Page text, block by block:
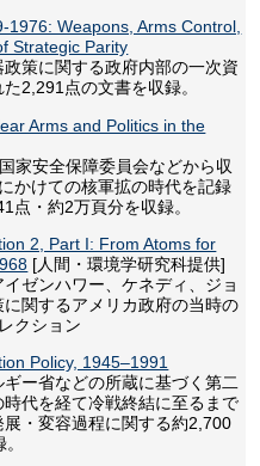
1976: Weapons, Arms Control,
Strategic Parity
策に関する政府内部の一次資
2,291点の文書を収録。
Arms and Politics in the
家安全保障委員会などから収
かけての核軍拡の時代を記録
点・約2万頁分を収録。
2, Part I: From Atoms for
[人間・環境学研究科提供]
ゼンハワー、ケネディ、ジョ
関するアメリカ政府の当時の
クション
Policy, 1945–1991
ー省などの所蔵に基づく第二
代を経て冷戦終結に至るまで
・変容過程に関する約2,700